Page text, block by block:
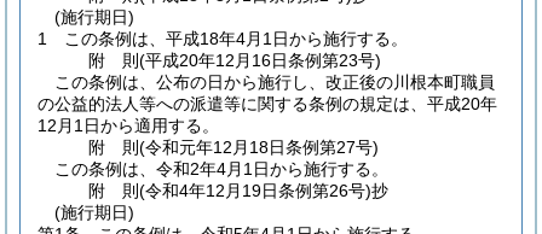
(施行期日)
1
この条例は、平成18年4月1日から施行する。
附 則(平成20年12月16日条例第23号)
この条例は、公布の日から施行し、改正後の川根本町職員
の公益的法人等への派遣等に関する条例の規定は、平成20年
12月1日から適用する。
附 則(令和元年12月18日条例第27号)
この条例は、令和2年4月1日から施行する。
附 則(令和4年12月19日条例第26号)抄
(施行期日)